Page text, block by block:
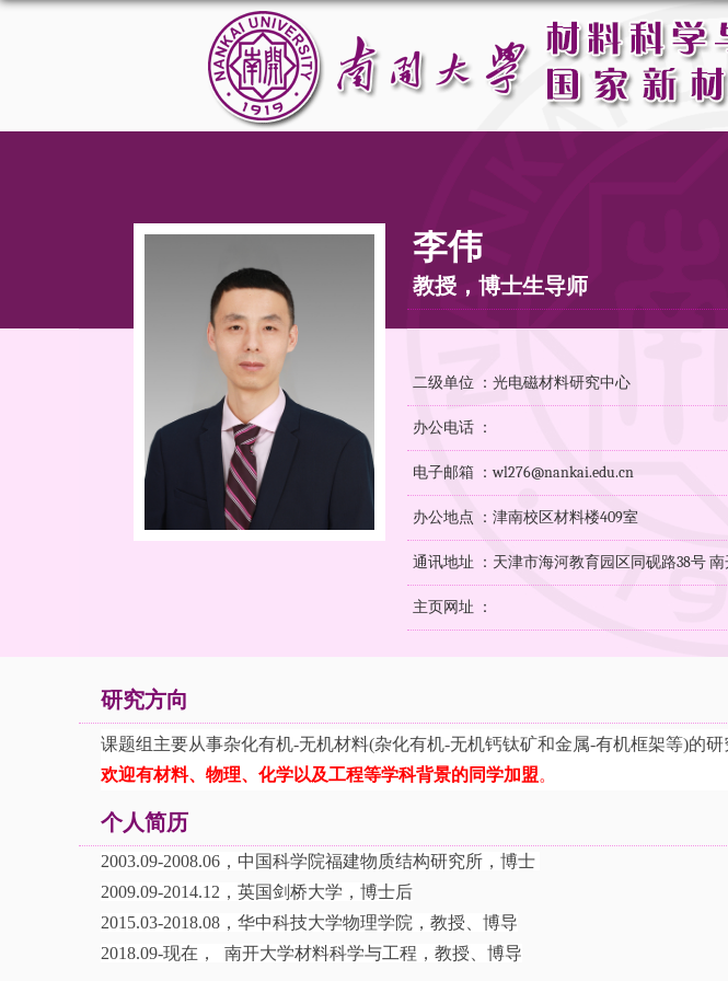
李伟
教授，博士生导师
二级单位 ：光电磁材料研究中心
办公电话 ：
电子邮箱 ：wl276@nankai.edu.cn
办公地点 ：津南校区材料楼409室
通讯地址 ：天津市海河教育园区同砚路38号 南
主页网址 ：
研究方向
课题组主要从事杂化有机-无机材料(杂化有机-无机钙钛矿和金属-有机框架等)的研
欢迎有材料、 物理、 化学以及工程等学科背景的同学加盟。
个人简历
2003.09-2008.06，中国科学院福建物质结构研究所，博士
2009.09-2014.12，英国剑桥大学，博士后
2015.03-2018.08，华中科技大学物理学院，教授、博导
2018.09-现在， 南开大学材料科学与工程，教授、博导